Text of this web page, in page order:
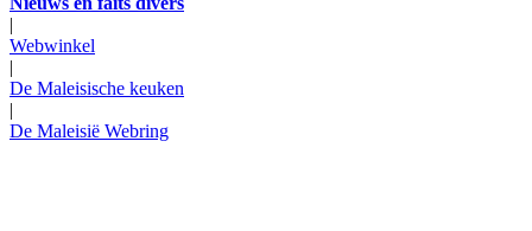
|
Webwinkel
|
De Maleisische keuken
|
De Maleisië Webring